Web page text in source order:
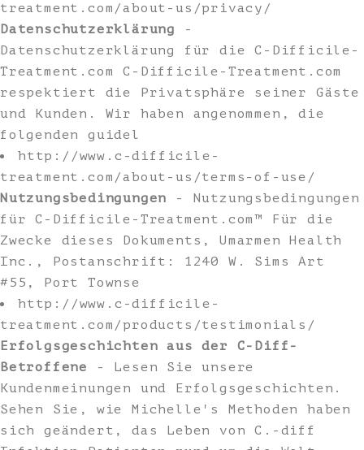
treatment.com/about-us/privacy/
Datenschutzerklärung
-
Datenschutzerklärung für die C-Difficile-
Treatment.com C-Difficile-Treatment.com
respektiert die Privatsphäre seiner Gäste
und Kunden. Wir haben angenommen, die
folgenden guidel
http://www.c-difficile-
treatment.com/about-us/terms-of-use/
Nutzungsbedingungen - Nutzungsbedingungen
für C-Difficile-Treatment.com™ Für die
Zwecke dieses Dokuments, Umarmen Health
Inc., Postanschrift: 1240 W. Sims Art
#55, Port Townse
http://www.c-difficile-
treatment.com/products/testimonials/
Erfolgsgeschichten aus der C-Diff-
Betroffene
- Lesen Sie unsere
Kundenmeinungen und Erfolgsgeschichten.
Sehen Sie, wie Michelle's Methoden haben
sich geändert, das Leben von C.-diff